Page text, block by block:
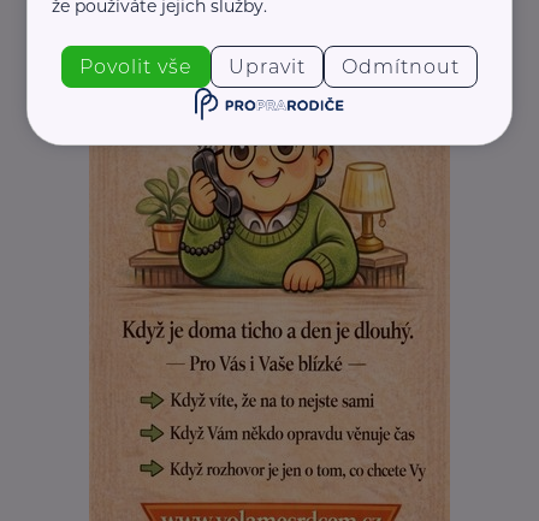
že používáte jejich služby.
Povolit vše Upravit Odmítnout